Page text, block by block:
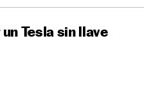
Tesla sin llave